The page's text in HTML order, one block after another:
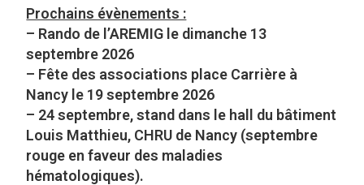
Prochains évènements :
– Rando de l’AREMIG le dimanche 13
septembre 2026
– Fête des associations place Carrière à
Nancy le 19 septembre 2026
– 24 septembre, stand dans le hall du bâtiment
Louis Matthieu, CHRU de Nancy (septembre
rouge en faveur des maladies
hématologiques).